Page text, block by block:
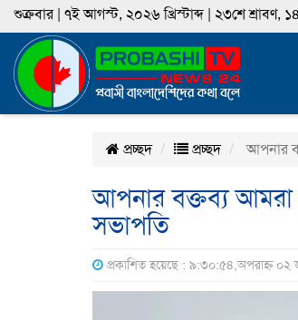
শুক্রবার | ৭ই আগস্ট, ২০২৬ খ্রিস্টাব্দ | ২৩শে শ্রাবণ,
প্রচ্ছদ প্রচ্ছদ আপনার
আপনার বক্তব্য আমরা
সভাপতি
প্রকাশিত হয়েছে : ৯:৩০:৫৪,অপরাহ্ন ০২